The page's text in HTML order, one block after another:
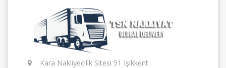
Kara Nakliyecilik Sitesi 51 Işıkkent